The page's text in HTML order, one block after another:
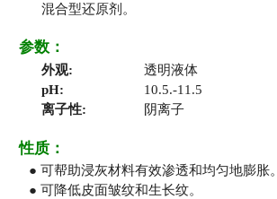
混合型还原剂。
参数：
外观:
透明液体
pH:
10.5.-11.5
离子性:
阴离子
性质：
● 可帮助浸灰材料有效渗透和均匀地膨胀。
● 可降低皮面皱纹和生长纹。